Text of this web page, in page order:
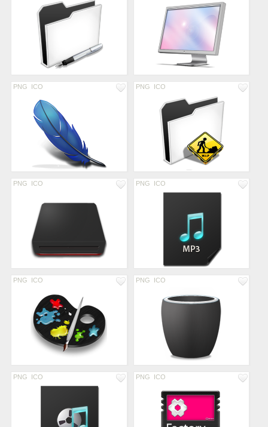
PNG ICO PNG ICO
PNG ICO PNG ICO
PNG ICO PNG ICO
PNG ICO PNG ICO